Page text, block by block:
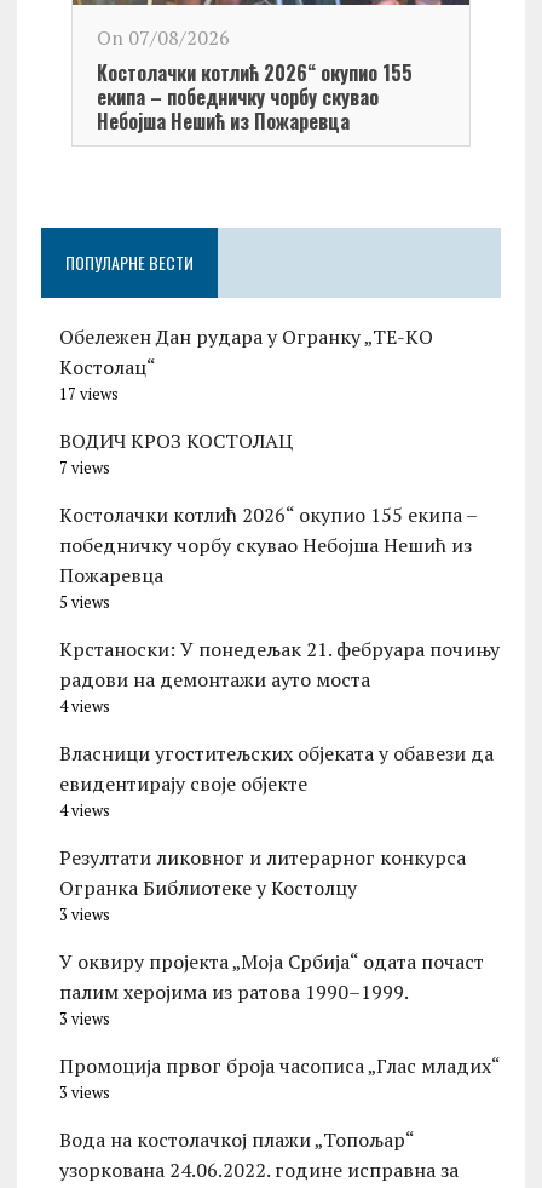
On 07/08/2026
Kостолачки котлић 2026“ окупио 155
екипа – победничку чорбу скувао
Небојша Нешић из Пожаревца
ПОПУЛАРНЕ ВЕСТИ
Обележен Дан рудара у Огранку „ТЕ-KО
Kостолац“
17 views
ВОДИЧ КРОЗ КОСТОЛАЦ
7 views
Kостолачки котлић 2026“ окупио 155 екипа –
победничку чорбу скувао Небојша Нешић из
Пожаревца
5 views
Kрстаноски: У понедељак 21. фебруара почињу
радови на демонтажи ауто моста
4 views
Власници угоститељских објеката у обавези да
евидентирају своје објекте
4 views
Резултати ликовног и литерарног конкурса
Огранка Библиотеке у Костолцу
3 views
У оквиру пројекта „Моја Србија“ одата почаст
палим херојима из ратова 1990–1999.
3 views
Промоција првог броја часописа „Глас младих“
3 views
Вода на костолачкој плажи „Топољар“
узоркована 24.06.2022. године исправна за